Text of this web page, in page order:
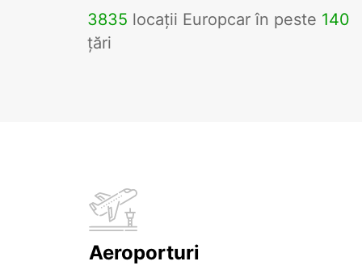
3835 locații Europcar în peste 140
țări
Aeroporturi